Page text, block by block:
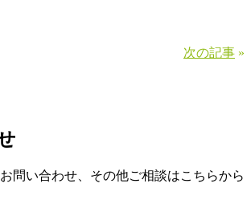
次の記事 »
問い合わせ、その他ご相談はこちらから